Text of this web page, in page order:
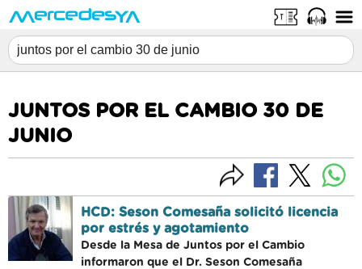
JUNTOS POR EL CAMBIO 30 DE
JUNIO
HCD: Seson Comesaña solicitó licencia
por estrés y agotamiento
Desde la Mesa de Juntos por el Cambio
informaron que el Dr. Seson Comesaña